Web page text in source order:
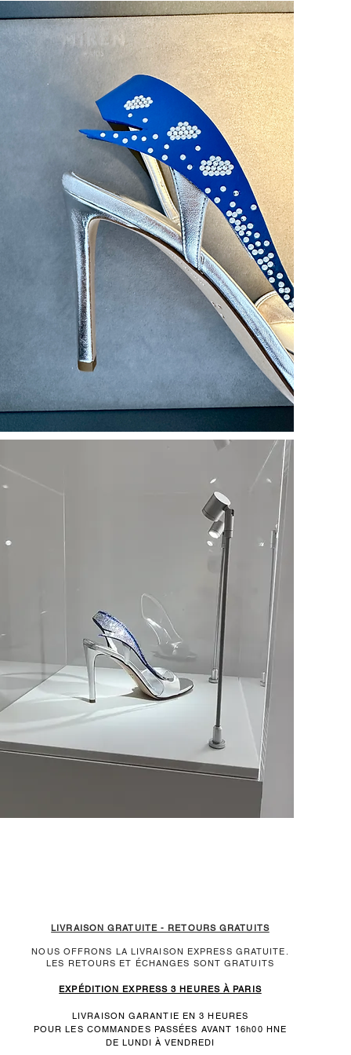
LIVRAISON GRATUITE - RETOURS GRATUITS
NOUS OFFRONS LA LIVRAISON EXPRESS GRATUITE.
LES RETOURS ET ÉCHANGES SONT GRATUITS
EXPÉDITION EXPRESS 3 HEURES À PARIS
LIVRAISON GARANTIE EN 3 HEURES
POUR LES COMMANDES PASSÉES AVANT 16h00 HNE
DE LUNDI À VENDREDI